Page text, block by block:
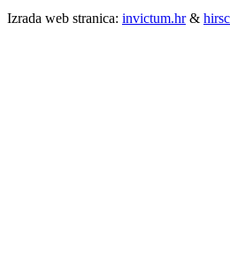
Izrada web stranica: invictum.hr&